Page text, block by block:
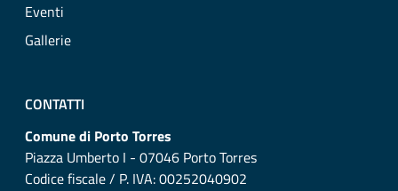
Eventi
Gallerie
CONTATTI
Comune di Porto Torres
Piazza Umberto I - 07046 Porto Torres
Codice fiscale / P. IVA: 00252040902